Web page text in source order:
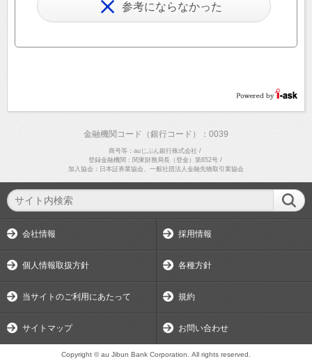
参考にならなかった
金融機関コード（銀行コード）：0039
商号等：auじぶん銀行株式会社 /
登録金融機関：関東財務局長（登金）第652号/
加入協会：日本証券業協会、一般社団法人金融先物取引業協会
会社情報 採用情報
個人情報取扱方針 各種方針
当サイトのご利用にあたって 規約
サイトマップ お問い合わせ
Copyright © au Jibun Bank Corporation. All rights reserved.